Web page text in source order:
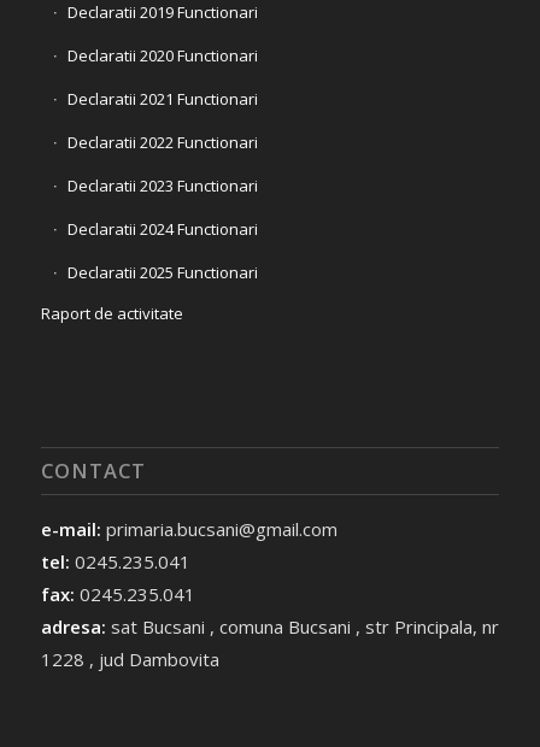
Declaratii 2019 Functionari
Declaratii 2020 Functionari
Declaratii 2021 Functionari
Declaratii 2022 Functionari
Declaratii 2023 Functionari
Declaratii 2024 Functionari
Declaratii 2025 Functionari
Raport de activitate
CONTACT
e-mail: primaria.bucsani@gmail.com
tel: 0245.235.041
fax: 0245.235.041
adresa: sat Bucsani , comuna Bucsani , str Principala, nr
1228 , jud Dambovita